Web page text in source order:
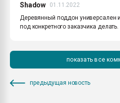
Shadow
01.11.2022
Деревянный поддон универсален
под конкретного заказчика
показать все
предыдущая новость